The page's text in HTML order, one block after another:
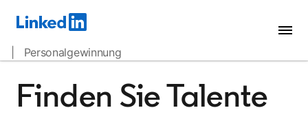
| Personalgewinnung
Finden Sie Talente